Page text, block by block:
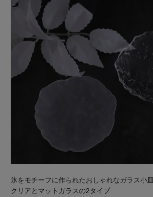
氷をモチーフに作られたおしゃれなガラス小皿
クリアとマットガラスの2タイプ